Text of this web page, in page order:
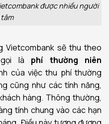
được nhiều người
Vietcombank sẽ thu theo
là phí thường niên
của việc thu phí thường
cũng như các tính năng,
hàng. Thông thường,
tính chung vào các hạn